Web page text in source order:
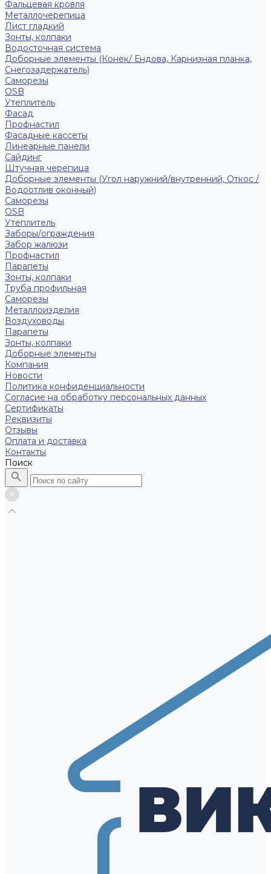
Фальцевая кровля
Металлочерепица
Лист гладкий
Зонты, колпаки
Водосточная система
Доборные элементы (Конек/ Ендова, Карнизная планка,
Снегозадержатель)
Саморезы
ОSB
Утеплитель
Фасад
Профнастил
Фасадные кассеты
Линеарные панели
Сайдинг
Штучная черепица
Доборные элементы (Угол наружний/внутренний, Откос /
Водоотлив оконный)
Саморезы
OSB
Утеплитель
Заборы/ограждения
Забор жалюзи
Профнастил
Парапеты
Зонты, колпаки
Труба профильная
Саморезы
Металлоизделия
Воздуховоды
Парапеты
Зонты, колпаки
Доборные элементы
Компания
Новости
Политика конфиденциальности
Согласие на обработку персональных данных
Сертификаты
Реквизиты
Отзывы
Оплата и доставка
Контакты
Поиск